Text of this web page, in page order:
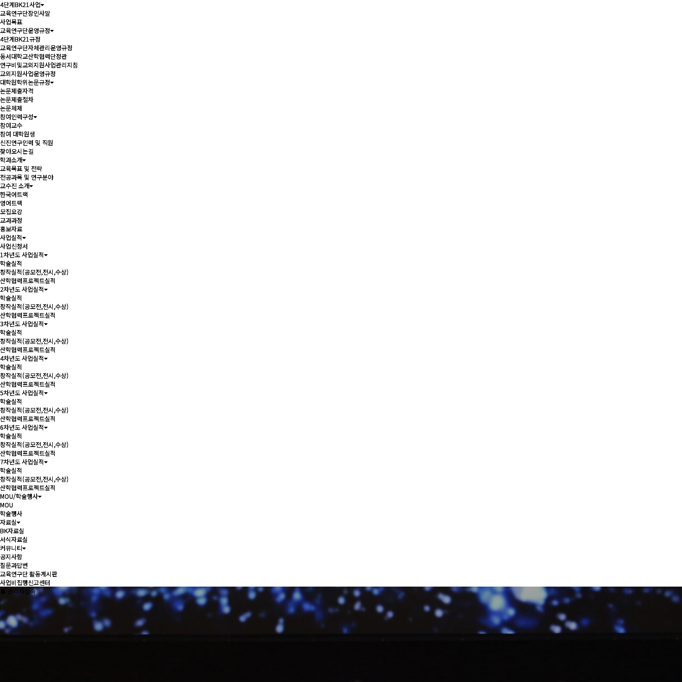
4단계BK21사업
교육연구단장인사말
사업목표
교육연구단운영규정
4단계BK21규정
교육연구단자체관리운영규정
동서대학교산학협력단정관
연구비및교외지원사업관리지침
교외지원사업운영규정
대학원학위논문규정
논문제출자격
논문제출절차
논문체제
참여인력구성
참여교수
참여 대학원생
신진연구인력 및 직원
찾아오시는길
학과소개
교육목표 및 전략
전공과목 및 연구분야
교수진 소개
한국어트랙
영어트랙
모집요강
교과과정
홍보자료
사업실적
사업신청서
1차년도 사업실적
학술실적
창작실적(공모전,전시,수상)
산학협력프로젝트실적
2차년도 사업실적
학술실적
창작실적(공모전,전시,수상)
산학협력프로젝트실적
3차년도 사업실적
학술실적
창작실적(공모전,전시,수상)
산학협력프로젝트실적
4차년도 사업실적
학술실적
창작실적(공모전,전시,수상)
산학협력프로젝트실적
5차년도 사업실적
학술실적
창작실적(공모전,전시,수상)
산학협력프로젝트실적
6차년도 사업실적
학술실적
창작실적(공모전,전시,수상)
산학협력프로젝트실적
7차년도 사업실적
학술실적
창작실적(공모전,전시,수상)
산학협력프로젝트실적
MOU/학술행사
MOU
학술행사
자료실
BK자료실
서식자료실
커뮤니티
공지사항
질문과답변
교육연구단 활동게시판
사업비집행신고센터
4단계BK21사업
교육연구단장인사말
사업목표
교육연구단운영규정
4단계BK21규정
교육연구단자체관리운영규정
동서대학교산학협력단정관
연구비및교외지원사업관리지침
교외지원사업운영규정
대학원학위논문규정
논문제출자격
논문제출절차
논문체제
참여인력구성
참여교수
참여 대학원생
신진연구인력 및 직원
찾아오시는길
학과소개
교육목표 및 전략
전공과목 및 연구분야
교수진 소개
한국어트랙
영어트랙
모집요강
교과과정
홍보자료
사업실적
사업신청서
1차년도 사업실적
학술실적
창작실적(공모전,전시,수상)
산학협력프로젝트실적
2차년도 사업실적
학술실적
창작실적(공모전,전시,수상)
산학협력프로젝트실적
3차년도 사업실적
학술실적
창작실적(공모전,전시,수상)
산학협력프로젝트실적
4차년도 사업실적
학술실적
창작실적(공모전,전시,수상)
산학협력프로젝트실적
5차년도 사업실적
학술실적
창작실적(공모전,전시,수상)
산학협력프로젝트실적
6차년도 사업실적
학술실적
창작실적(공모전,전시,수상)
산학협력프로젝트실적
7차년도 사업실적
학술실적
창작실적(공모전,전시,수상)
산학협력프로젝트실적
MOU/학술행사
MOU
학술행사
자료실
BK자료실
서식자료실
커뮤니티
공지사항
질문과답변
교육연구단 활동게시판
사업비집행신고센터
관리자접속